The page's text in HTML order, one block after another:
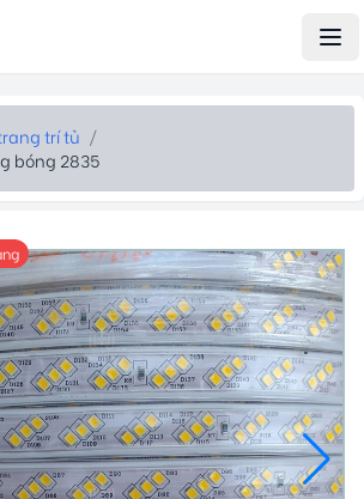
trí tủ /
bóng 2835